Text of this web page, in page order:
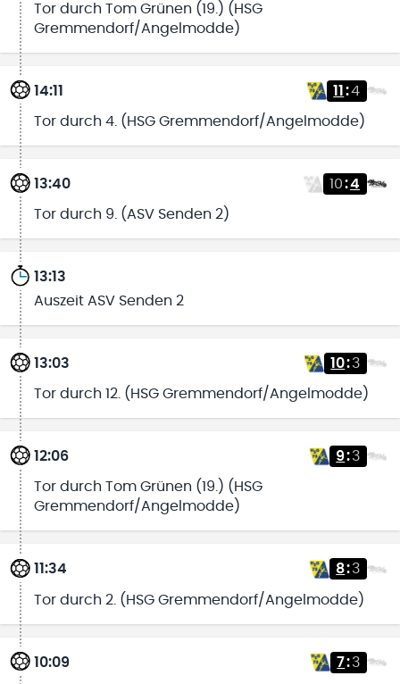
Tor durch Tom Grünen (19.) (HSG
Gremmendorf/Angelmodde)
14:11 11 :4
Tor durch 4. (HSG Gremmendorf/Angelmodde)
13:40 10:4
Tor durch 9. (ASV Senden 2)
13:13
Auszeit ASV Senden 2
13:03 10:3
Tor durch 12. (HSG Gremmendorf/Angelmodde)
12:06 9:3
Tor durch Tom Grünen (19.) (HSG
Gremmendorf/Angelmodde)
11:34 8:3
Tor durch 2. (HSG Gremmendorf/Angelmodde)
10:09 7:3